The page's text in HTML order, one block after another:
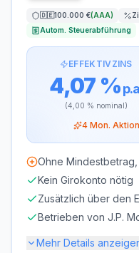
ZINSGUTSCHRIFT
🇩🇪100.000 €(AAA)
Autom. Steuerabführung
EFFEKTIVZINS
4,07 %
(4,00 % nominal)
4Mon.
Ohne
Kein Girokonto nötig
Zusätzlich über den
BdB geschützt
Betrieben von J.P.
Mehr Details